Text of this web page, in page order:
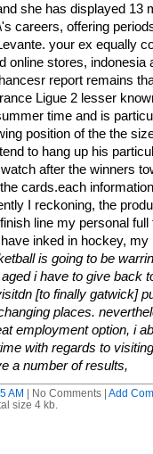
she has displayed 13
careers, offering
your ex equally
online stores, indonesia
report remains
Ligue 2 lesser
time and is
position of the the
to hang up his
after the winners
cards.each
I reckoning, the
line my personal
inked in hockey, my
is going to be
i have to give back
[to finally gatwick]
places.
employment option, i
with regards to
a number of results,
AM | No Comments | Add
size 4 kb.